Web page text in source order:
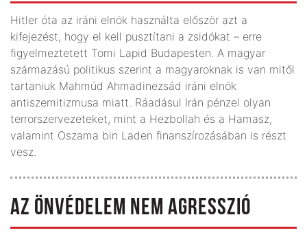
Hitler óta az iráni elnök használta először azt a
kifejezést, hogy el kell pusztítani a zsidókat – erre
figyelmeztetett Tomi Lapid Budapesten. A magyar
származású politikus szerint a magyaroknak is van mitől
tartaniuk Mahmúd Ahmadinezsád iráni elnök
antiszemitizmusa miatt. Ráadásul Irán pénzel olyan
terrorszervezeteket, mint a Hezbollah és a Hamasz,
valamint Oszama bin Laden finanszírozásában is részt
vesz.
AZ ÖNVÉDELEM NEM AGRESSZIÓ